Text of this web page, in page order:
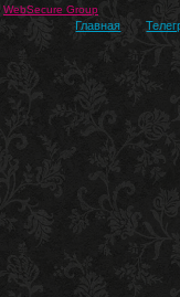
WebSecure Group
Главная